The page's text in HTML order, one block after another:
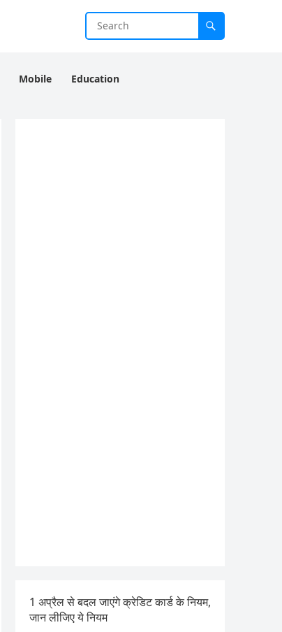
Mobile Education
1 अप्रैल से बदल जाएंगे क्रेडिट कार्ड के नियम,
जान लीजिए ये नियम